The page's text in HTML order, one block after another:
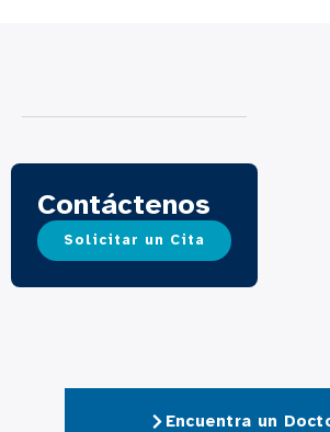
Contáctenos
Solicitar un Cita
Encuentra un